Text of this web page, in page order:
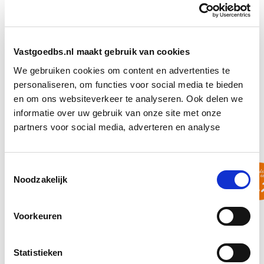
Vastgoedbs.nl maakt gebruik van cookies
We gebruiken cookies om content en advertenties te
personaliseren, om functies voor social media te bieden
en om ons websiteverkeer te analyseren. Ook delen we
informatie over uw gebruik van onze site met onze
partners voor social media, adverteren en analyse
Noodzakelijk
Voorkeuren
Statistieken
Je verkrijgt specifiek inzicht in de visie
Slimbouwen, een beproefde leidraad gericht op
flexibiliteit en circulariteit op een economische
basis
Je verkrijgt inzicht in hoe een grote speler in op
het gebied van het aanbieden van
bouwproducten circulair inspeelt op renovatie en
transformatie
ontwerpproces.
Beoordeeld met een 8,2
De cursus Circulair Ontwerpen, Biobased & Modulair
Bouwen. Deze opleiding wordt door onze eigen